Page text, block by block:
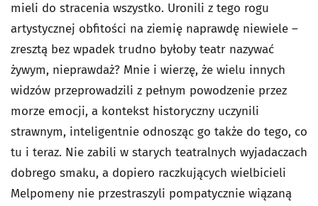
mieli do stracenia wszystko. Uronili z tego rogu
artystycznej obfitości na ziemię naprawdę niewiele –
zresztą bez wpadek trudno byłoby teatr nazywać
żywym, nieprawdaż? Mnie i wierzę, że wielu innych
widzów przeprowadzili z pełnym powodzenie przez
morze emocji, a kontekst historyczny uczynili
strawnym, inteligentnie odnosząc go także do tego, co
tu i teraz. Nie zabili w starych teatralnych wyjadaczach
dobrego smaku, a dopiero raczkujących wielbicieli
Melpomeny nie przestraszyli pompatycznie wiązaną